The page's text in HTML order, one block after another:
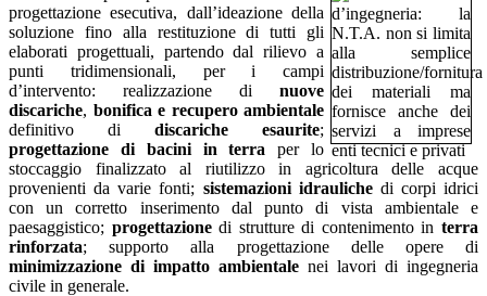
progettazione esecutiva, dall’ideazione della
soluzione fino alla restituzione di tutti gli
elaborati progettuali, partendo dal rilievo a
punti tridimensionali, per i campi
d’intervento: realizzazione di nuove
discariche, bonifica e recupero ambientale
definitivo di discariche esaurite;
progettazione di bacini in terra per lo
stoccaggio finalizzato al riutilizzo in agricoltura delle acque
provenienti da varie fonti; sistemazioni idraulichedi corpi idrici
con un corretto inserimento dal punto di vista ambientale e
paesaggistico; progettazionedi strutture di contenimento interra
rinforzata; supporto alla progettazione delle opere di
minimizzazione di impatto ambientale nei lavori di ingegneria
civile in generale.